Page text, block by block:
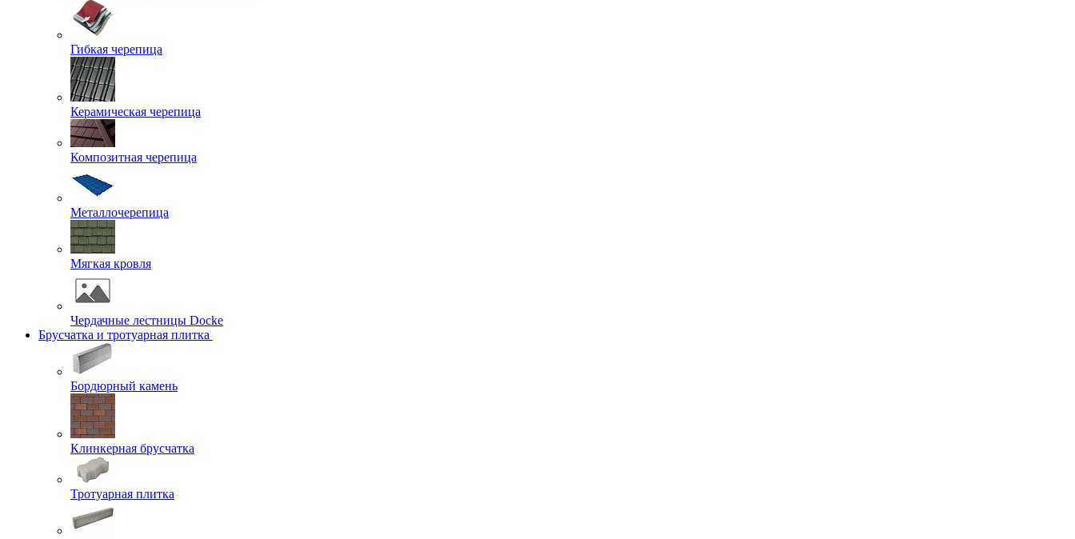
Гибкая черепица
Керамическая черепица
Композитная черепица
Металлочерепица
Мягкая кровля
Чердачные лестницы Docke
Брусчатка и тротуарная плитка
Бордюрный камень
Клинкерная брусчатка
Тротуарная плитка